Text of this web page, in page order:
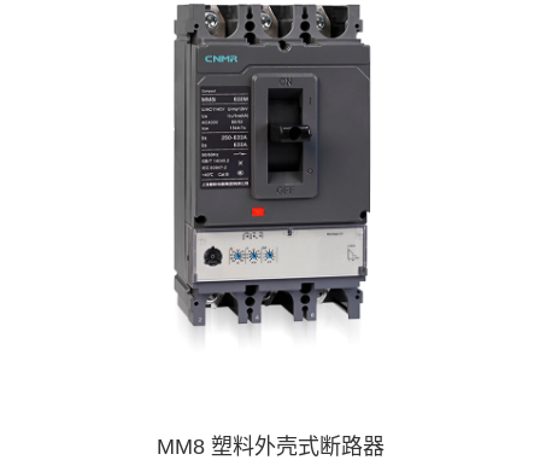
MM8 塑料外壳式断路器